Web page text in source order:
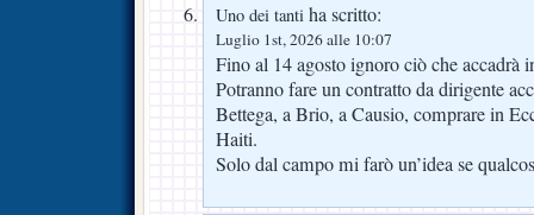
Uno dei tanti ha scritto:
Luglio 1st, 2026 alle 10:07
Fino al 14 agosto ignoro ciò che accadrà
Potranno fare un contratto da dirigente
Bettega, a Brio, a Causio, comprare in
Haiti.
Solo dal campo mi farò un’idea se